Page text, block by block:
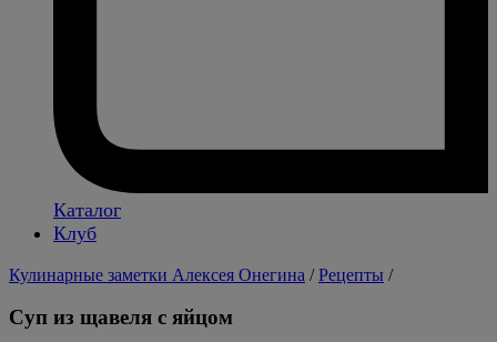
Каталог
Клуб
Кулинарные заметки Алексея Онегина /Рецепты /
Суп из щавеля с яйцом